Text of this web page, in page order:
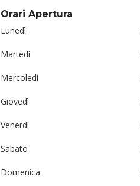
Orari Apertura
Lunedì
Martedì
Mercoledì
Giovedì
Venerdì
Sabato
Domenica